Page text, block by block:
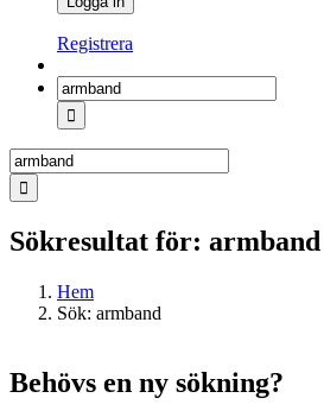
Registrera
Sök
efter:
Sök
efter:
Sökresultat för: armband
Hem
Sök: armband
Behövs en ny sökning?